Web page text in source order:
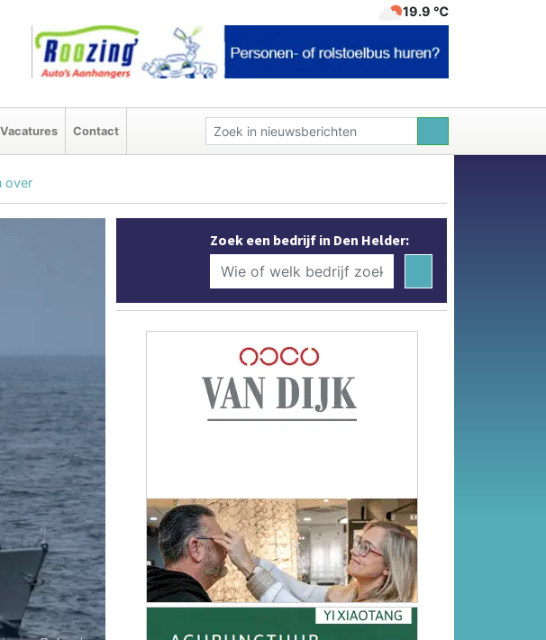
19.9 ℃
Vacatures Contact
over
Zoek een bedrijf in Den Helder: